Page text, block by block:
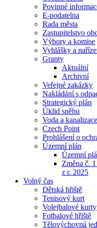
Povinné
E-podatelna
Rada města
Zastupitelstvo
Výbory a komise
Vyhlášky a
Granty
Aktuální
Archivní
Veřejné zakázky
Nakládání s
Strategický plán
Úklid sněhu
Voda a kanalizace
Czech Point
Prohlášení o
Územní plán
Územní
Změna č.
z r. 2025
Volný čas
Dětská hřiště
Tenisový kurt
Volejbalové kurty
Fotbalové hřiště
Tělovýchovná